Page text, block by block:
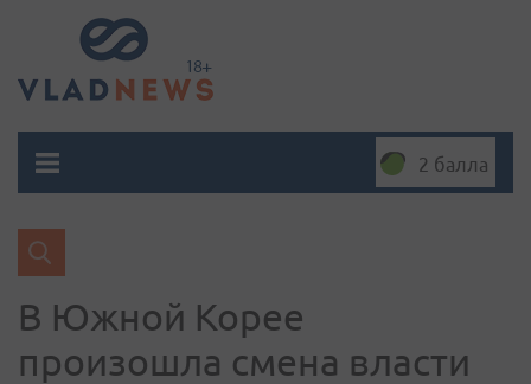
2 балла
В Южной Корее
произошла смена власти